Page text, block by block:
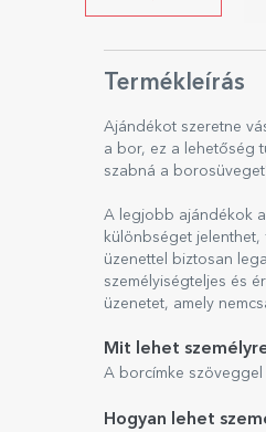
Termékleírás
Ajándékot szeretne
a bor, ez a lehetőség
szabná a
A legjobb ajándékok
különbséget
üzenettel biztosan
személyiségteljes és
üzenetet, amely
Mit lehet
A borcímke
Hogyan lehet